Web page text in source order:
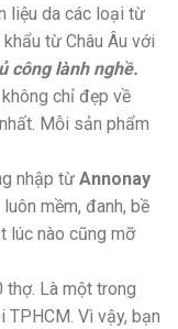
liệu da các loại từ
từ Châu Âu với
công lành nghề.
chỉ đẹp về
Mỗi sản phẩm
nhập từ Annonay
luôn mềm, đanh, bề
lúc nào cũng mỡ
thợ. Là một trong
TPHCM. Vì vậy, bạn